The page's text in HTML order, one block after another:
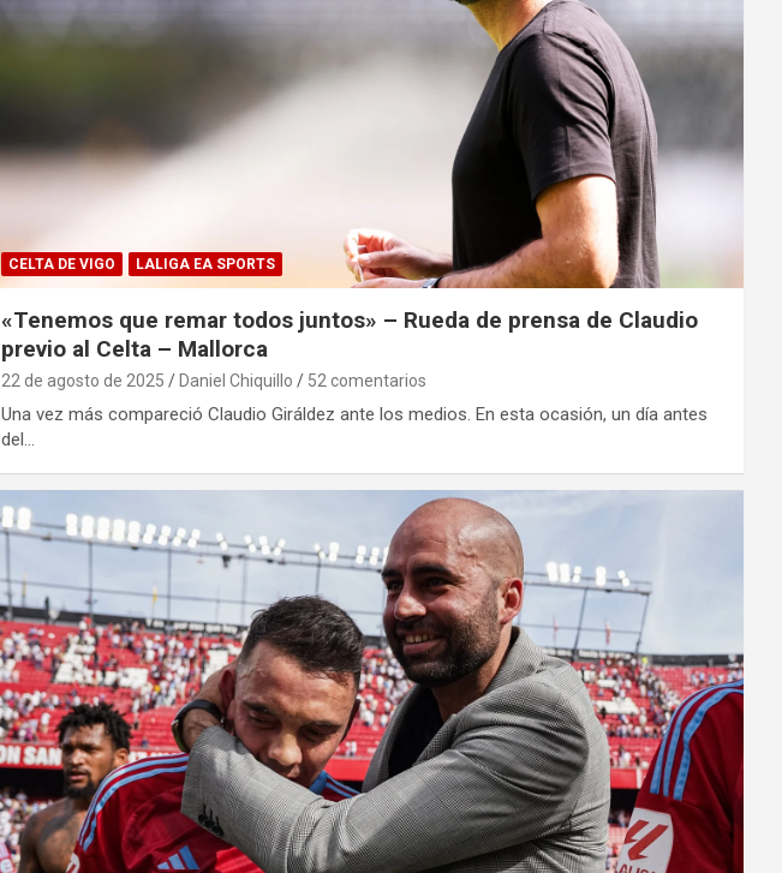
CELTA DE VIGO LALIGA EA SPORTS
«Tenemos que remar todos juntos» – Rueda de prensa de Claudio
previo al Celta – Mallorca
22 de agosto de 2025 Daniel Chiquillo 52 comentarios
Una vez más compareció Claudio Giráldez ante los medios. En esta ocasión, un día antes
del…